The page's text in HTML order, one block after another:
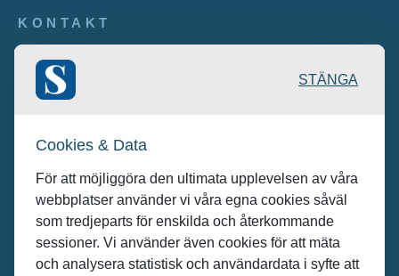
KONTAKT
Publicering: desk@maratongroup.com STÄNGA
Cookies & Data
För att möjliggöra den ultimata upplevelsen av våra
webbplatser använder vi våra egna cookies såväl
som tredjeparts för enskilda och återkommande
sessioner. Vi använder även cookies för att mäta
och analysera statistisk och användardata i syfte att